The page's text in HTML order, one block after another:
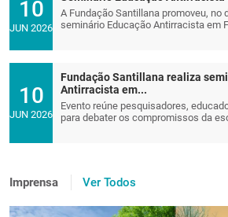
10
JUN 2026
A Fundação Santillana promoveu, no
seminário Educação Antirracista em
10
JUN 2026
Fundação Santillana realiza
Antirracista em...
Evento reúne pesquisadores,
para debater os compromissos da
Imprensa Ver Todos